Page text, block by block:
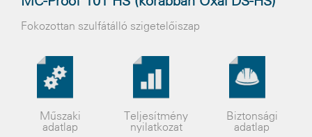
Fokozottan szulfátálló szigetelõiszap
Műszaki
adatlap
Teljesítmény
nyilatkozat
Biztonsági
adatlap